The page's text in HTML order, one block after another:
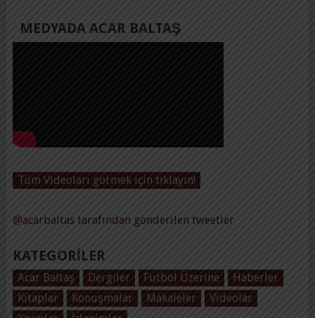
MEDYADA ACAR BALTAŞ
Tüm Videoları görmek için tıklayın!
@acarbaltas tarafından gönderilen tweetler
KATEGORILER
Acar Baltaş Dergiler Futbol Üzerine
Haberler
Kitaplar
Konuşmalar Makaleler
Videolar